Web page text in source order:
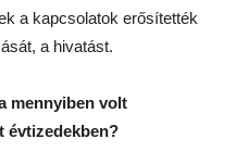
a kapcsolatok erősítették
a hivatást.
mennyiben volt
évtizedekben?